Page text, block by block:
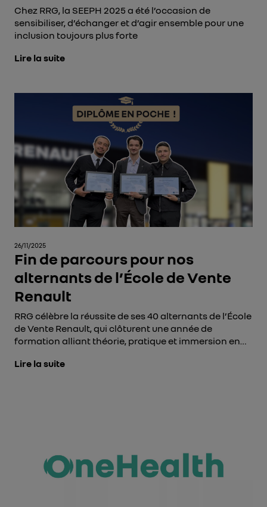
Chez RRG, la SEEPH 2025 a été l’occasion de
sensibiliser, d’échanger et d’agir ensemble pour une
inclusion toujours plus forte
Lire la suite
26/11/2025
Fin de parcours pour nos
alternants de l’École de Vente
Renault
RRG célèbre la réussite de ses 40 alternants de l’École
de Vente Renault, qui clôturent une année de
formation alliant théorie, pratique et immersion en
Lire la suite